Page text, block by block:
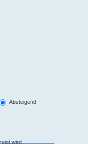
Absteigend
wird.